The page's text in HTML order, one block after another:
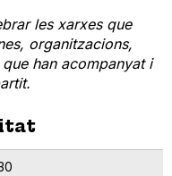
les xarxes que
organitzacions,
han acompanyat i